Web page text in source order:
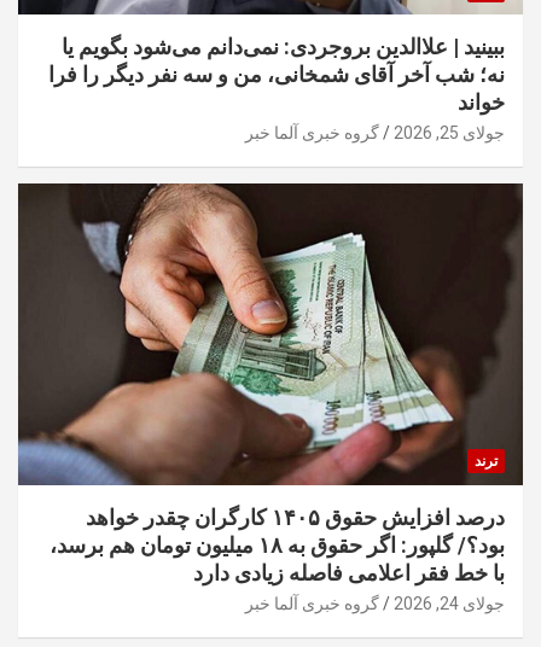
ببینید | علاالدین بروجردی: نمی‌دانم می‌شود بگویم یا
نه؛ شب آخر آقای شمخانی، من و سه نفر دیگر را فرا
خواند
جولای 25, 2026 گروه خبری آلما خبر
ترند
درصد افزایش حقوق ۱۴۰۵ کارگران چقدر خواهد
بود؟/ گلپور: اگر حقوق به ۱۸ میلیون تومان هم برسد،
با خط فقر اعلامی فاصله زیادی دارد
جولای 24, 2026 گروه خبری آلما خبر